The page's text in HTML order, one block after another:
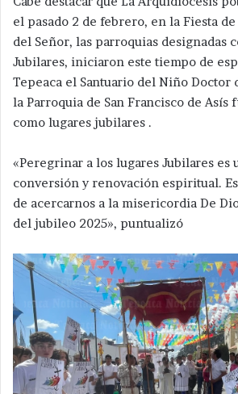
el pasado 2 de febrero, en la Fiesta
del Señor, las parroquias designadas
Jubilares, iniciaron este tiempo de
Tepeaca el Santuario del Niño Doctor
la Parroquia de San Francisco de Asís
como lugares jubilares .
«Peregrinar a los lugares Jubilares es
conversión y renovación espiritual.
de acercarnos a la misericordia De
del jubileo 2025», puntualizó